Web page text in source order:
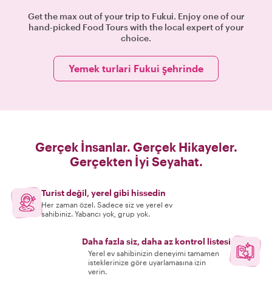
Get the max out of your trip to Fukui. Enjoy one of our
hand-picked Food Tours with the local expert of your
choice.
Yemek turlari Fukui şehrinde
Gerçek İnsanlar. Gerçek Hikayeler.
Gerçekten İyi Seyahat.
Turist değil, yerel gibi hissedin
Her zaman özel. Sadece siz ve yerel ev
sahibiniz. Yabancı yok, grup yok.
Daha fazla siz, daha az kontrol listesi
Yerel ev sahibinizin deneyimi tamamen
isteklerinize göre uyarlamasına izin
verin.